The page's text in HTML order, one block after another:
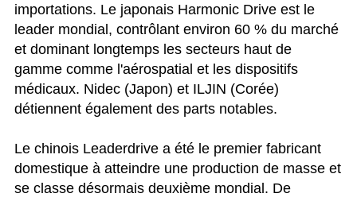
importations. Le japonais Harmonic Drive est le
leader mondial, contrôlant environ 60 % du marché
et dominant longtemps les secteurs haut de
gamme comme l'aérospatial et les dispositifs
médicaux. Nidec (Japon) et ILJIN (Corée)
détiennent également des parts notables.
Le chinois Leaderdrive a été le premier fabricant
domestique à atteindre une production de masse et
se classe désormais deuxième mondial. De